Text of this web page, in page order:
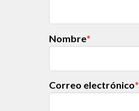
Nombre*
Correo electrónico*